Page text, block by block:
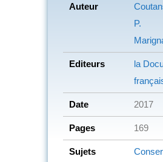
Auteur
P.
Editeurs
la
Date 2017
Pages 169
Sujets